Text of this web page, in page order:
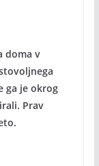
doma v
ga je okrog
Prav